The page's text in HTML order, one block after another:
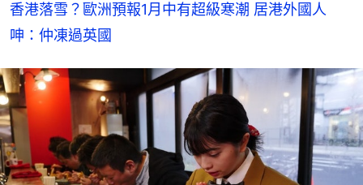
香港落雪？歐洲預報1月中有超級寒潮 居港外國人
呻：仲凍過英國